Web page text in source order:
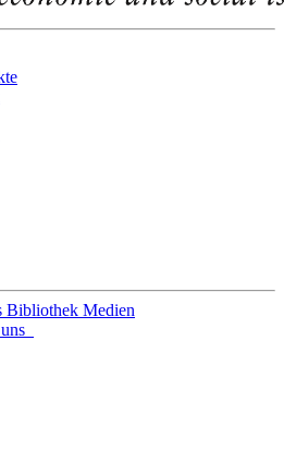
Bibliothek Medien